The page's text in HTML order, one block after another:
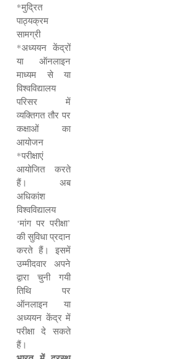
*मुद्रित
पाठ्यक्रम
सामग्री
*अध्ययन केंद्रों
या ऑनलाइन
माध्यम से या
विश्वविद्यालय
परिसर में
व्यक्तिगत तौर पर
कक्षाओं का
आयोजन
*परीक्षाएं
आयोजित करते
हैं। अब
अधिकांश
विश्वविद्यालय
‘मांग पर परीक्षा’
की सुविधा प्रदान
करते हैं। इसमें
उम्मीदवार अपने
द्वारा चुनी गयी
तिथि पर
ऑनलाइन या
अध्ययन केंद्र में
परीक्षा दे सकते
हैं।